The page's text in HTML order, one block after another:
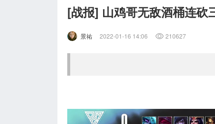
[战报] 山鸡哥无敌酒桶连砍
景祐 2022-01-16 14:06 210627